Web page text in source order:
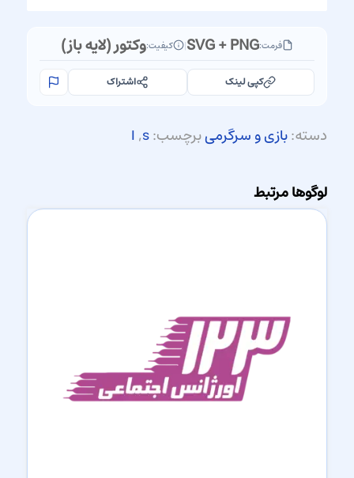
فرمت:SVG + PNG
| کیفیت:وکتور (لایه باز)
کپی لینک اشتراک
دسته:بازی و سرگرمیبرچسب:s
,ا
لوگوها مرتبط